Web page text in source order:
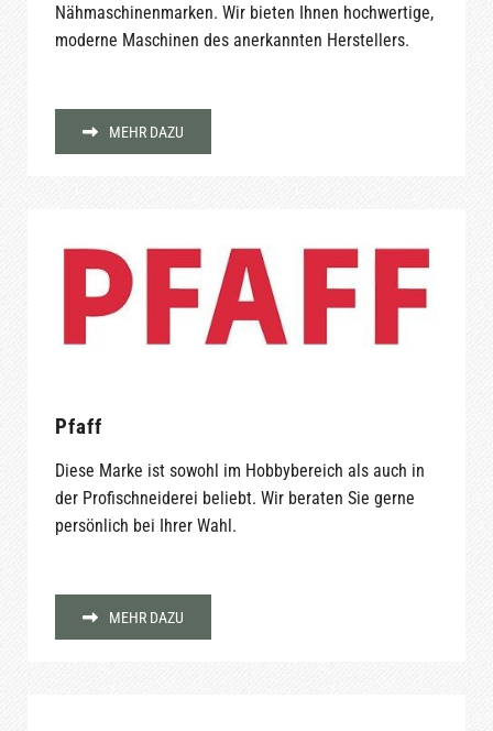
Nähmaschinenmarken. Wir bieten Ihnen hochwertige,
moderne Maschinen des anerkannten Herstellers.
MEHR DAZU
Pfaff
Diese Marke ist sowohl im Hobbybereich als auch in
der Profischneiderei beliebt. Wir beraten Sie gerne
persönlich bei Ihrer Wahl.
MEHR DAZU